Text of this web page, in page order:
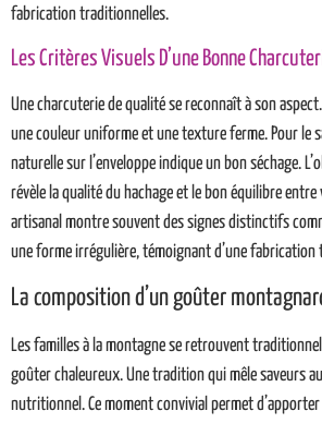
fabrication traditionnelles.
Les Critères Visuels D’une Bonne
Une charcuterie de qualité se reconnaît à son
une couleur uniforme et une texture ferme. Pour le
naturelle sur l’enveloppe indique un bon séchage.
révèle la qualité du hachage et le bon équilibre
artisanal montre souvent des signes distinctifs
une forme irrégulière, témoignant d’une
La composition d’un goûter
Les familles à la montagne se retrouvent
goûter chaleureux. Une tradition qui mêle saveurs
nutritionnel. Ce moment convivial permet d’apporter